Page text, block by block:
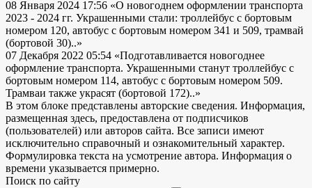
08 Января 2024 17:56 «О новогоднем оформлении транспорта
2023 - 2024 гг. Украшенными стали: троллейбус с бортовым
номером 120, автобус с бортовым номером 341 и 509, трамвай
(бортовой 30)..»
07 Декабря 2022 05:54 «Подготавливается новогоднее
оформление транспорта. Украшенными станут троллейбус с
бортовым номером 114, автобус с бортовым номером 509.
Трамваи также украсят (бортовой 172)..»
В этом блоке представлены авторские сведения. Информация,
размещенная здесь, предоставлена от подписчиков
(пользователей) или авторов сайта. Все записи имеют
исключительно справочный и ознакомительный характер.
Формулировка текста на усмотрение автора. Информация о
времени указывается примерно.
Поиск по сайту